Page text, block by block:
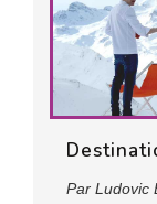
Par Ludovic